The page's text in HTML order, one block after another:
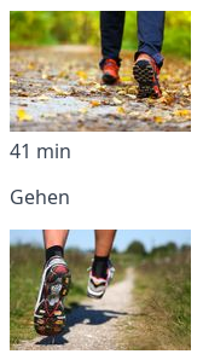
41 min
Gehen